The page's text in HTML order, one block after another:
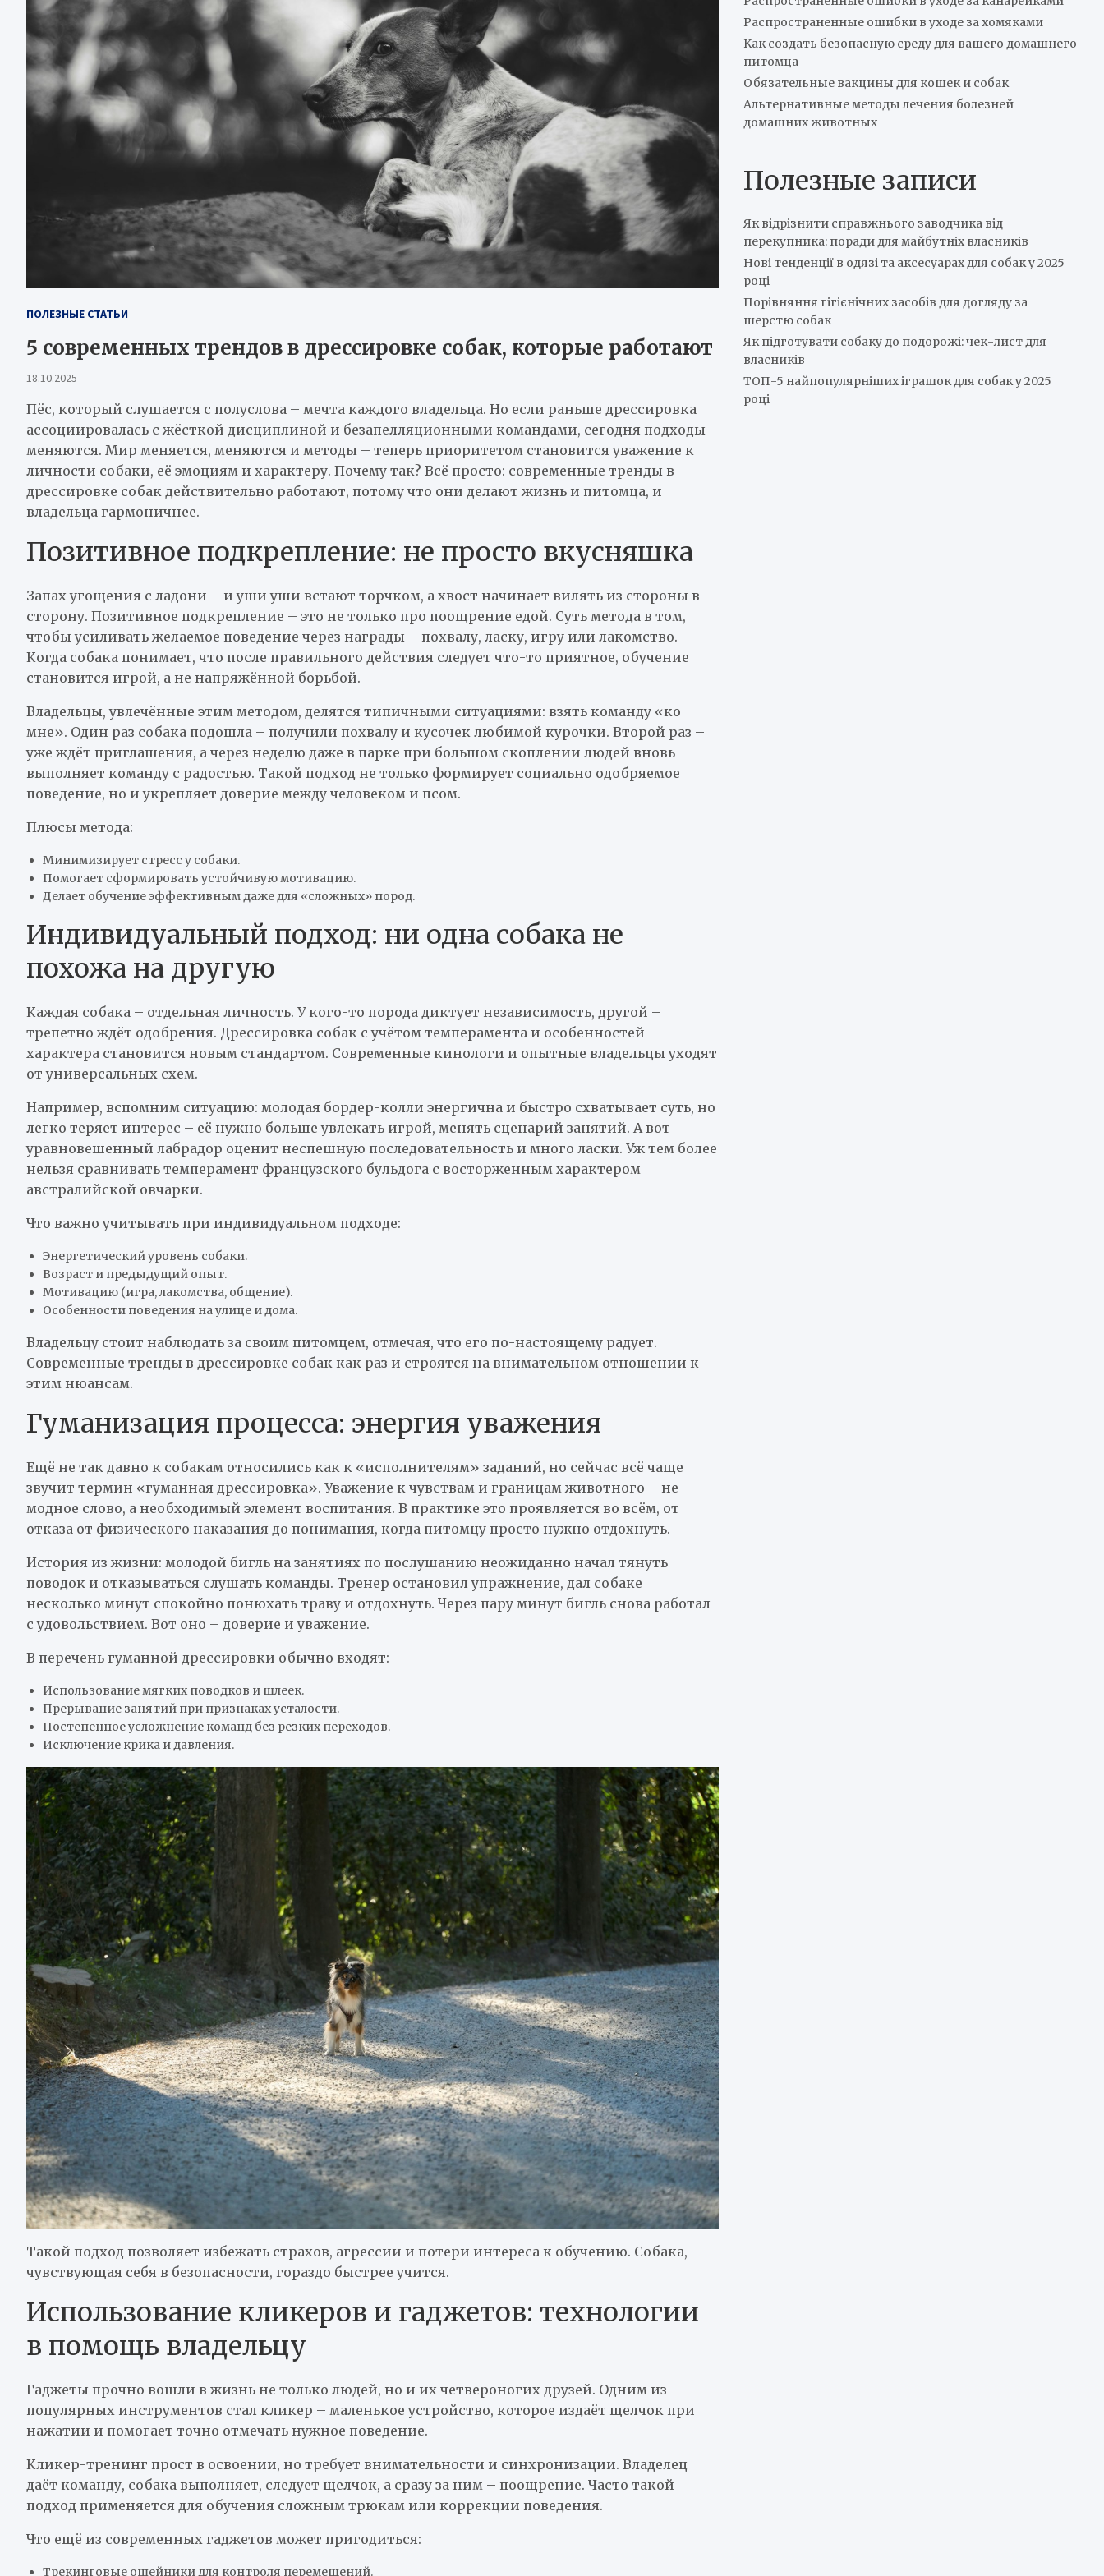
ПОЛЕЗНЫЕ СТАТЬИ
5 современных трендов в дрессировке собак, которые работают
18.10.2025
Пёс, который слушается с полуслова – мечта каждого владельца. Но если раньше дрессировка
ассоциировалась с жёсткой дисциплиной и безапелляционными командами, сегодня подходы
меняются. Мир меняется, меняются и методы – теперь приоритетом становится уважение к
личности собаки, её эмоциям и характеру. Почему так? Всё просто: современные тренды в
дрессировке собак действительно работают, потому что они делают жизнь и питомца, и
владельца гармоничнее.
Позитивное подкрепление: не просто вкусняшка
Запах угощения с ладони – и уши уши встают торчком, а хвост начинает вилять из стороны в
сторону. Позитивное подкрепление – это не только про поощрение едой. Суть метода в том,
чтобы усиливать желаемое поведение через награды – похвалу, ласку, игру или лакомство.
Когда собака понимает, что после правильного действия следует что-то приятное, обучение
становится игрой, а не напряжённой борьбой.
Владельцы, увлечённые этим методом, делятся типичными ситуациями: взять команду «ко
мне». Один раз собака подошла – получили похвалу и кусочек любимой курочки. Второй раз –
уже ждёт приглашения, а через неделю даже в парке при большом скоплении людей вновь
выполняет команду с радостью. Такой подход не только формирует социально одобряемое
поведение, но и укрепляет доверие между человеком и псом.
Плюсы метода:
Минимизирует стресс у собаки.
Помогает сформировать устойчивую мотивацию.
Делает обучение эффективным даже для «сложных» пород.
Индивидуальный подход: ни одна собака не
похожа на другую
Каждая собака – отдельная личность. У кого-то порода диктует независимость, другой –
трепетно ждёт одобрения. Дрессировка собак с учётом темперамента и особенностей
характера становится новым стандартом. Современные кинологи и опытные владельцы уходят
от универсальных схем.
Например, вспомним ситуацию: молодая бордер-колли энергична и быстро схватывает суть, но
легко теряет интерес – её нужно больше увлекать игрой, менять сценарий занятий. А вот
уравновешенный лабрадор оценит неспешную последовательность и много ласки. Уж тем более
нельзя сравнивать темперамент французского бульдога с восторженным характером
австралийской овчарки.
Что важно учитывать при индивидуальном подходе:
Энергетический уровень собаки.
Возраст и предыдущий опыт.
Мотивацию (игра, лакомства, общение).
Особенности поведения на улице и дома.
Владельцу стоит наблюдать за своим питомцем, отмечая, что его по-настоящему радует.
Современные тренды в дрессировке собак как раз и строятся на внимательном отношении к
этим нюансам.
Гуманизация процесса: энергия уважения
Ещё не так давно к собакам относились как к «исполнителям» заданий, но сейчас всё чаще
звучит термин «гуманная дрессировка». Уважение к чувствам и границам животного – не
модное слово, а необходимый элемент воспитания. В практике это проявляется во всём, от
отказа от физического наказания до понимания, когда питомцу просто нужно отдохнуть.
История из жизни: молодой бигль на занятиях по послушанию неожиданно начал тянуть
поводок и отказываться слушать команды. Тренер остановил упражнение, дал собаке
несколько минут спокойно понюхать траву и отдохнуть. Через пару минут бигль снова работал
с удовольствием. Вот оно – доверие и уважение.
В перечень гуманной дрессировки обычно входят:
Использование мягких поводков и шлеек.
Прерывание занятий при признаках усталости.
Постепенное усложнение команд без резких переходов.
Исключение крика и давления.
Такой подход позволяет избежать страхов, агрессии и потери интереса к обучению. Собака,
чувствующая себя в безопасности, гораздо быстрее учится.
Использование кликеров и гаджетов: технологии
в помощь владельцу
Гаджеты прочно вошли в жизнь не только людей, но и их четвероногих друзей. Одним из
популярных инструментов стал кликер – маленькое устройство, которое издаёт щелчок при
нажатии и помогает точно отмечать нужное поведение.
Кликер-тренинг прост в освоении, но требует внимательности и синхронизации. Владелец
даёт команду, собака выполняет, следует щелчок, а сразу за ним – поощрение. Часто такой
подход применяется для обучения сложным трюкам или коррекции поведения.
Что ещё из современных гаджетов может пригодиться:
Трекинговые ошейники для контроля перемещений.
Распространенные ошибки в уходе за хомяками
Как создать безопасную среду для вашего домашнего
питомца
Обязательные вакцины для кошек и собак
Альтернативные методы лечения болезней
домашних животных
Полезные записи
Як відрізнити справжнього заводчика від
перекупника: поради для майбутніх власників
Нові тенденції в одязі та аксесуарах для собак у 2025
році
Порівняння гігієнічних засобів для догляду за
шерстю собак
Як підготувати собаку до подорожі: чек-лист для
власників
ТОП-5 найпопулярніших іграшок для собак у 2025
році